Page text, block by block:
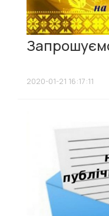
2020-01-21 16:17:11